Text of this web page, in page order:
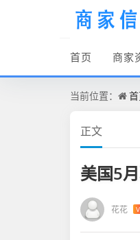
首页 商家
当前位置：
正文
美国5
花花 V